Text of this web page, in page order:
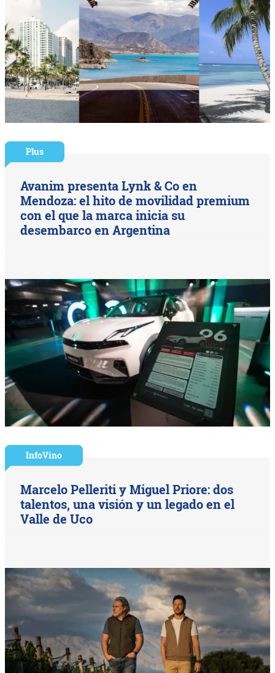
Plus
Avanim presenta Lynk & Co en
Mendoza: el hito de movilidad premium
con el que la marca inicia su
desembarco en Argentina
InfoVino
Marcelo Pelleriti y Miguel Priore: dos
talentos, una visión y un legado en el
Valle de Uco